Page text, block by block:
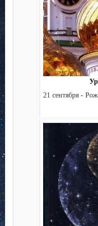
21 сентября -